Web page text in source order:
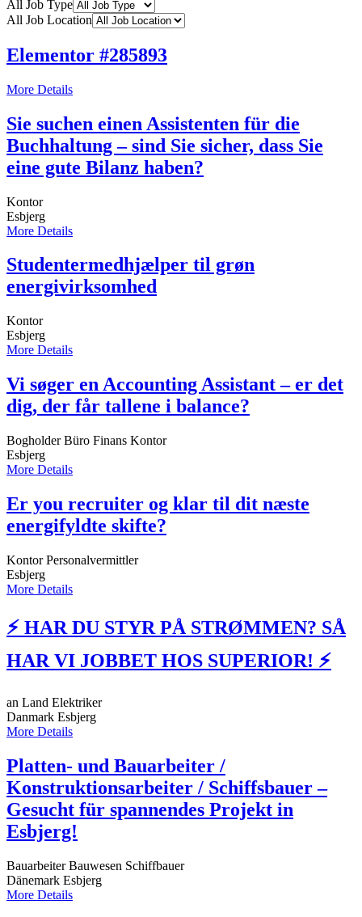
All Job Type
All Job Location
Elementor #285893
More Details
Sie suchen einen Assistenten für die
Buchhaltung – sind Sie sicher, dass Sie
eine gute Bilanz haben?
Kontor
Esbjerg
More Details
Studentermedhjælper til grøn
energivirksomhed
Kontor
Esbjerg
More Details
Vi søger en Accounting Assistant – er det
dig, der får tallene i balance?
Bogholder Büro Finans Kontor
Esbjerg
More Details
Er you recruiter og klar til dit næste
energifyldte skifte?
Kontor Personalvermittler
Esbjerg
More Details
⚡ HAR DU STYR PÅ STRØMMEN? SÅ
HAR VI JOBBET HOS SUPERIOR! ⚡
an Land Elektriker
Danmark Esbjerg
More Details
Platten- und Bauarbeiter /
Konstruktionsarbeiter / Schiffsbauer –
Gesucht für spannendes Projekt in
Esbjerg!
Bauarbeiter Bauwesen Schiffbauer
Dänemark Esbjerg
More Details